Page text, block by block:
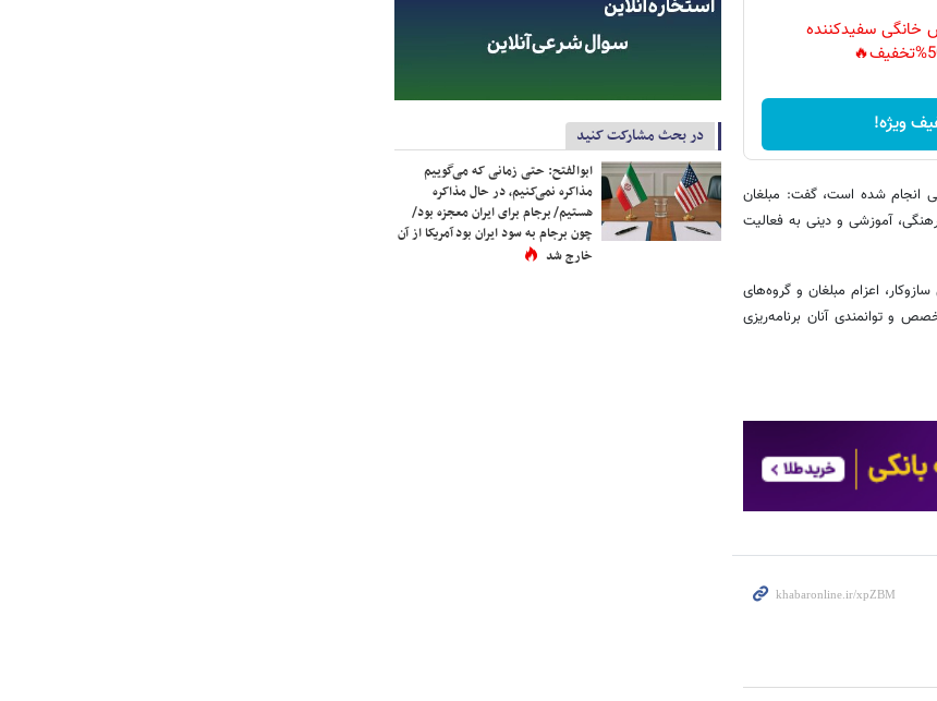
خانگی سفیدکننده
ویژه!
گروهی و در ۲ سطح عمومی و تخصصی انجام شده است، گفت: مبلغان
برنامه‌های مختلف فرهنگی، آموزشی و دینی به فعالیت
اعزام مبلغان و گروه‌های
و توانمندی آنان برنامه‌ریزی
در بحث مشارکت کنید
ابوالفتح: حتی زمانی که می‌گوییم
مذاکره نمی‌کنیم، در حال مذاکره
هستیم/ برجام برای ایران معجزه بود/
چون برجام به سود ایران بود آمریکا از آن
خارج شد